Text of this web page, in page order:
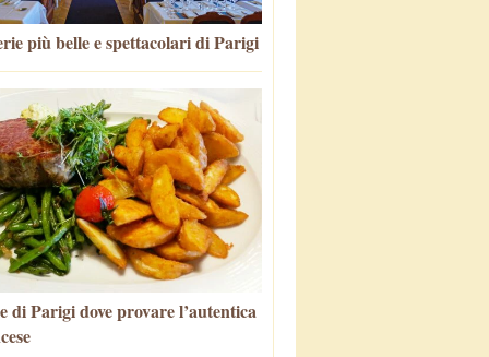
più belle e spettacolari di Parigi
di Parigi dove provare l’autentica